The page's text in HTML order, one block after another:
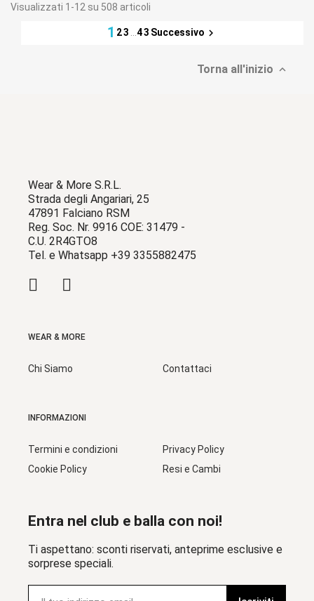
Visualizzati 1-12 su 508 articoli
1 23 43 Successivo 
Torna all'inizio 
Wear & More S.R.L.
Strada degli Angariari, 25
47891 Falciano RSM
Reg. Soc. Nr. 9916 COE: 31479 -
C.U. 2R4GTO8
Tel. e Whatsapp +39 3355882475
WEAR & MORE
Chi Siamo Contattaci
INFORMAZIONI
Termini e condizioni
Cookie Policy
Privacy Policy
Resi e Cambi
Entra nel club e balla con noi!
Ti aspettano: sconti riservati, anteprime esclusive e
sorprese speciali.